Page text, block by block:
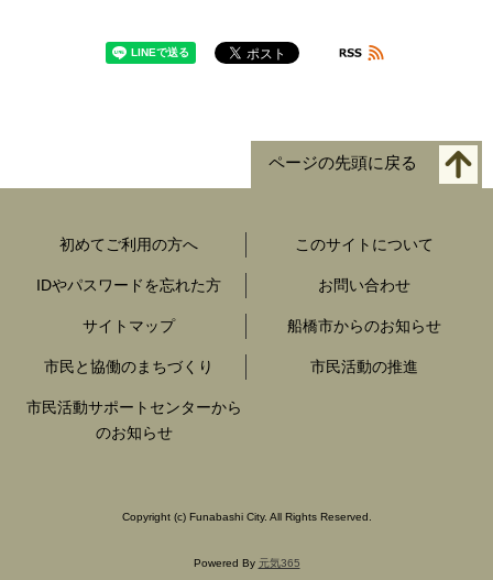
ページの先頭に戻る
初めてご利用の方へ このサイトについて
IDやパスワードを忘れた方 お問い合わせ
サイトマップ 船橋市からのお知らせ
市民と協働のまちづくり 市民活動の推進
市民活動サポートセンターから
のお知らせ
Copyright (c) Funabashi City. All Rights Reserved.
Powered By 元気365